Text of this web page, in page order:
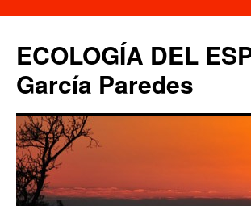
contenido
ECOLOGÍA DEL
García Paredes